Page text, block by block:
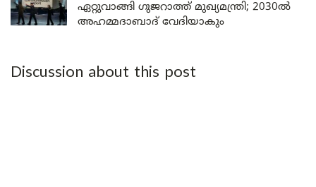
ഏറ്റുവാങ്ങി ഗുജറാത്ത് മുഖ്യമന്ത്രി; 2030ൽ
അഹമ്മദാബാദ് വേദിയാകും
Discussion about this post